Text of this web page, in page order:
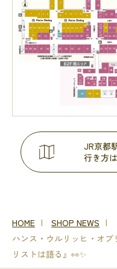
JR京都
行き方
HOME
SHOP NEWS
ハンス・ウルリッヒ・オ
リストは語る』👀✨